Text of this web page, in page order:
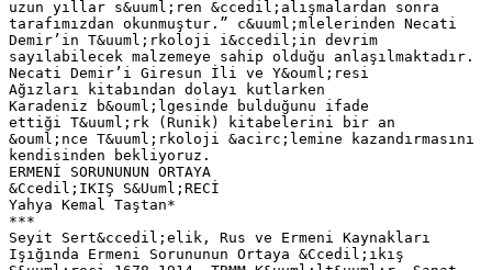
uzun yıllar s&uuml;ren &ccedil;alışmalardan sonra
tarafımızdan okunmuştur.” c&uuml;mlelerinden Necati
Demir’in T&uuml;rkoloji i&ccedil;in devrim
sayılabilecek malzemeye sahip olduğu anlaşılmaktadır.
Necati Demir’i Giresun İli ve Y&ouml;resi
Ağızları kitabından dolayı kutlarken
Karadeniz b&ouml;lgesinde bulduğunu ifade
ettiği T&uuml;rk (Runik) kitabelerini bir an
&ouml;nce T&uuml;rkoloji &acirc;lemine kazandırmasını
kendisinden bekliyoruz.
ERMENİ SORUNUNUN ORTAYA
&Ccedil;IKIŞ S&Uuml;RECİ
Yahya Kemal Taştan*
***
Seyit Sert&ccedil;elik, Rus ve Ermeni Kaynakları
Işığında Ermeni Sorununun Ortaya &Ccedil;ıkış